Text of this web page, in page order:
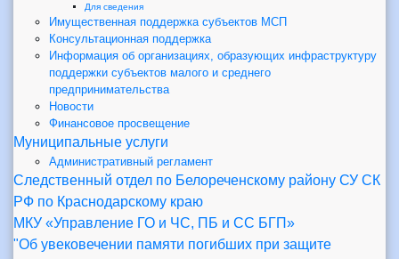
Для сведения
Имущественная поддержка субъектов МСП
Консультационная поддержка
Информация об организациях, образующих инфраструктуру
поддержки субъектов малого и среднего
предпринимательства
Новости
Финансовое просвещение
Муниципальные услуги
Административный регламент
Следственный отдел по Белореченскому району СУ СК
РФ по Краснодарскому краю
МКУ «Управление ГО и ЧС, ПБ и СС БГП»
"Об увековечении памяти погибших при защите